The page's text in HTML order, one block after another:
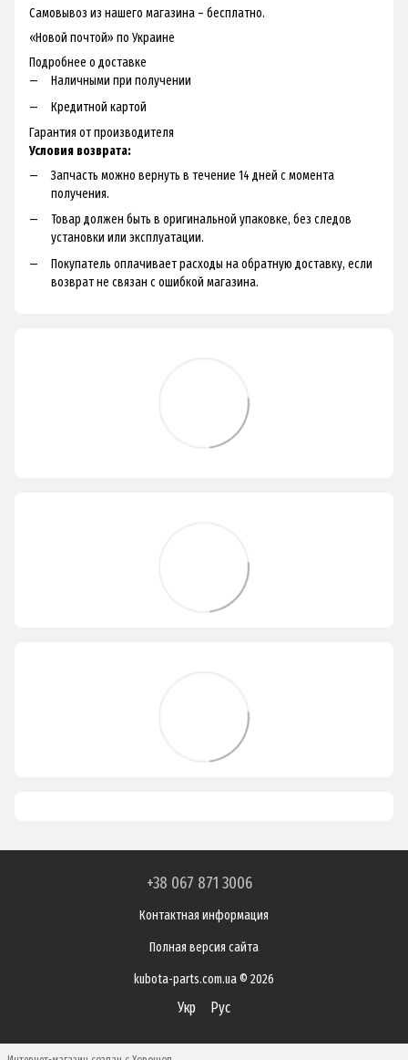
Самовывоз из нашего магазина – бесплатно.
«Новой почтой» по Украине
Подробнее о доставке
Наличными при получении
Кредитной картой
Гарантия от производителя
Условия возврата:
Запчасть можно вернуть в течение 14 дней с момента
получения.
Товар должен быть в оригинальной упаковке, без следов
установки или эксплуатации.
Покупатель оплачивает расходы на обратную доставку, если
возврат не связан с ошибкой магазина.
+38 067 871 3006
Контактная информация
Полная версия сайта
kubota-parts.com.ua © 2026
Укр Рус